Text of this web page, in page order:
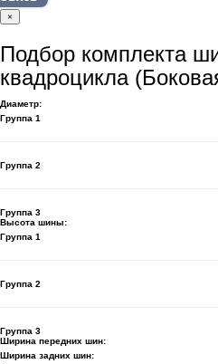
×
Подбор комплекта
квадроцикла
Диаметр:
Группа 1
Группа 2
Группа 3
Высота шины:
Группа 1
Группа 2
Группа 3
Ширина передних шин:
Ширина задних шин: